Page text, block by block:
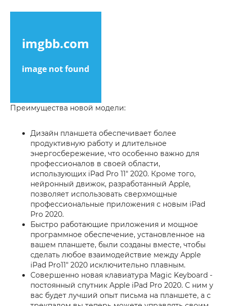
Преимущества новой модели:
Дизайн планшета обеспечивает более
продуктивную работу и длительное
энергосбережение, что особенно важно для
профессионалов в своей области,
использующих iPad Pro 11" 2020. Кроме того,
нейронный движок, разработанный Apple,
позволяет использовать сверхмощные
профессиональные приложения с новым iPad
Pro 2020.
Быстро работающие приложения и мощное
программное обеспечение, установленное на
вашем планшете, были созданы вместе, чтобы
сделать любое взаимодействие между Apple
iPad Pro11" 2020 исключительно плавным.
Совершенно новая клавиатура Magic Keyboard -
постоянный спутник Apple iPad Pro 2020. С ним у
вас будет лучший опыт письма на планшете, а с